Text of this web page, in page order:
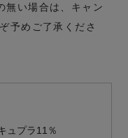
無い場合は、キャン
予めご了承くださ
ュプラ11％